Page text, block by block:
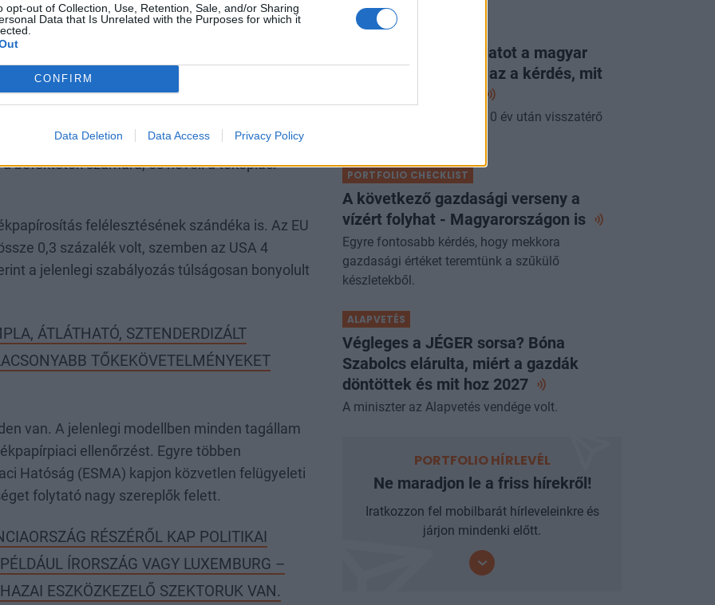
opt-out of Collection, Use, Retention, Sale, and/or Sharing
Data that Is Unrelated with the Purposes for which it
CONFIRM
Data Deletion Data Access Privacy Policy
jogi és pénzügyi keretrendszerek
a fizetésképtelenségi szabályokra és az
szabályok közti eltérés. Míg
minden befektetett euróból, Luxemburgban ez
hanem egy minimumszintű egységesítés,
befektetők számára, és növeli a tőkepiaci
felélesztésének szándéka is. Az EU
0,3 százalék volt, szemben az USA 4
a jelenlegi szabályozás túlságosan bonyolult
ÁTLÁTHATÓ, SZTENDERDIZÁLT
TŐKEKÖVETELMÉNYEKET
van. A jelenlegi modellben minden tagállam
ellenőrzést. Egyre többen
Hatóság (ESMA) kapjon közvetlen felügyeleti
folytató nagy szereplők felett.
RÉSZÉRŐL KAP POLITIKAI
ÍRORSZÁG VAGY LUXEMBURG –
ESZKÖZKEZELŐ SZEKTORUK VAN.
PORTFOLIO CHECKLIST
Rég látott ilyen jó adatot a magyar
gazdaság: már csak az a kérdés, mit
A pénteki Checklistben a 10 év után visszatérő
PORTFOLIO CHECKLIST
A következő gazdasági verseny a
vízért folyhat - Magyarországon is
Egyre fontosabb kérdés, hogy mekkora
gazdasági értéket teremtünk a szűkülő
készletekből.
ALAPVETÉS
Végleges a JÉGER sorsa? Bóna
Szabolcs elárulta, miért a gazdák
döntöttek és mit hoz 2027
A miniszter az Alapvetés vendége volt.
PORTFOLIO HÍRLEVÉL
Ne maradjon le a friss hírekről!
Iratkozzon fel mobilbarát hírleveleinkre és
járjon mindenki előtt.